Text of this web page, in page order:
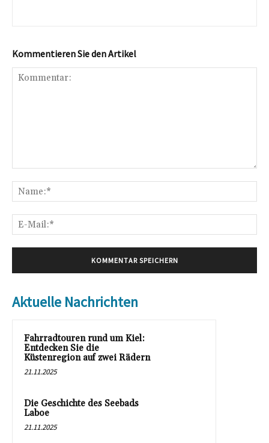
Kommentieren Sie den Artikel
Aktuelle Nachrichten
Fahrradtouren rund um Kiel:
Entdecken Sie die
Küstenregion auf zwei Rädern
21.11.2025
Die Geschichte des Seebads
Laboe
21.11.2025